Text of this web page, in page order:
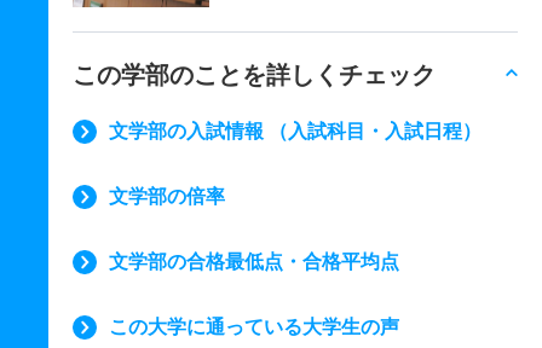
この学部のことを詳しくチェック
文学部の入試情報 （入試科目・入試日程）
文学部の倍率
文学部の合格最低点・合格平均点
この大学に通っている大学生の声